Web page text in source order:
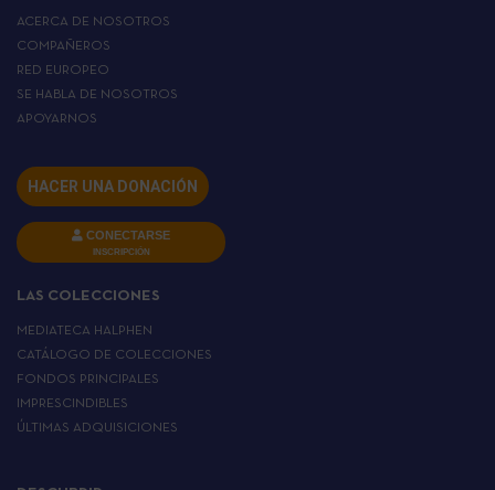
ACERCA DE NOSOTROS
COMPAÑEROS
RED EUROPEO
SE HABLA DE NOSOTROS
APOYARNOS
HACER UNA DONACIÓN
CONECTARSE
INSCRIPCIÓN
LAS COLECCIONES
MEDIATECA HALPHEN
CATÁLOGO DE COLECCIONES
FONDOS PRINCIPALES
IMPRESCINDIBLES
ÚLTIMAS ADQUISICIONES